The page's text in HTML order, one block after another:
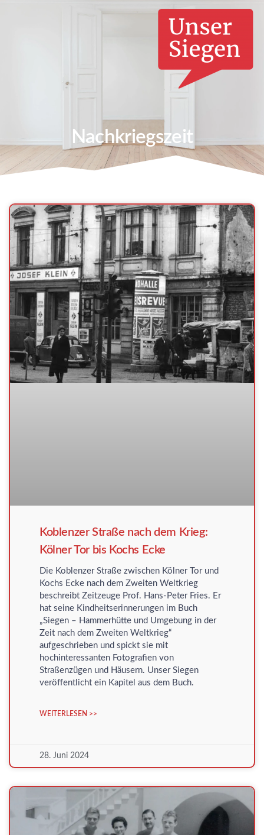
Nachkriegszeit
Koblenzer Straße nach dem Krieg:
Kölner Tor bis Kochs Ecke
Die Koblenzer Straße zwischen Kölner Tor und
Kochs Ecke nach dem Zweiten Weltkrieg
beschreibt Zeitzeuge Prof. Hans-Peter Fries. Er
hat seine Kindheitserinnerungen im Buch
„Siegen – Hammerhütte und Umgebung in der
Zeit nach dem Zweiten Weltkrieg“
aufgeschrieben und spickt sie mit
hochinteressanten Fotografien von
Straßenzügen und Häusern. Unser Siegen
veröffentlicht ein Kapitel aus dem Buch.
WEITERLESEN >>
28. Juni 2024